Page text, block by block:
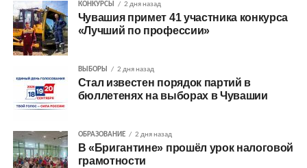
КОНКУРСЫ 2 дня назад
Чувашия примет 41 участника конкурса
«Лучший по профессии»
ВЫБОРЫ 2 дня назад
Стал известен порядок партий в
бюллетенях на выборах в Чувашии
ОБРАЗОВАНИЕ 2 дня назад
В «Бригантине» прошёл урок налоговой
грамотности